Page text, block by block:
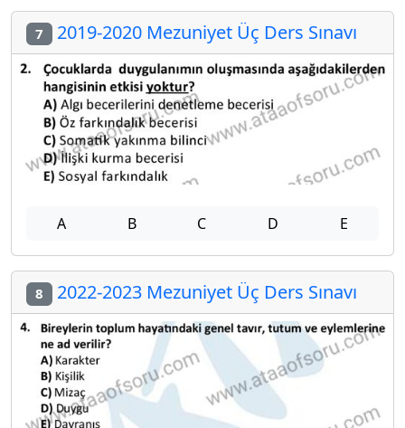
7 2019-2020 Mezuniyet Üç Ders Sınavı
A B C D E
8 2022-2023 Mezuniyet Üç Ders Sınavı